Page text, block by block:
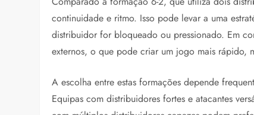
continuidade e ritmo. Isso pode levar a uma
distribuidor for bloqueado ou pressionado. Em
externos, o que pode criar um jogo mais rápido,
A escolha entre estas formações depende
Equipas com distribuidores fortes e atacantes